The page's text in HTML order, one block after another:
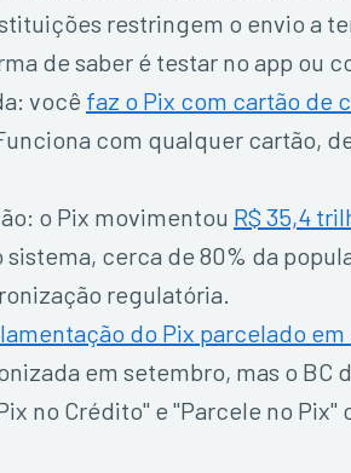
restringem o envio a
de saber é testar no app ou
você faz o Pix com cartão de
com qualquer cartão,
o Pix movimentou R$ 35,4
sistema, cerca de 80% da
regulatória.
do Pix parcelado
em setembro, mas o BC
no Crédito" e "Parcele no